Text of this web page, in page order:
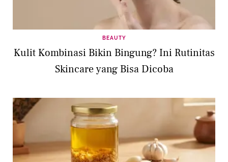
BEAUTY
Kulit Kombinasi Bikin Bingung? Ini Rutinitas
Skincare yang Bisa Dicoba